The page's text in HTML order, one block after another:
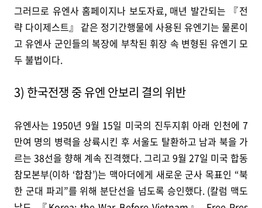
그러므로 유엔사 홈페이지나 보도자료, 매년 발간되는 『전
략 다이제스트』 같은 정기간행물에 사용된 유엔기는 물론이
고 유엔사 군인들의 복장에 부착된 휘장 속 변형된 유엔기 모
두 불법이다.
3) 한국전쟁 중 유엔 안보리 결의 위반
유엔사는 1950년 9월 15일 미국의 진두지휘 아래 인천에 7
만여 명의 병력을 상륙시킨 후 서울도 탈환하고 남과 북을 가
르는 38선을 향해 계속 진격했다. 그리고 9월 27일 미국 합동
참모본부(이하 ‘합참’)는 맥아더에게 새로운 군사 목표인 “북
한 군대 파괴”를 위해 분단선을 넘도록 승인했다. (칼럼 맥도